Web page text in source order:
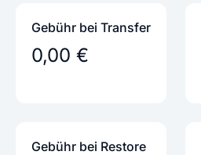
Gebühr bei Transfer
0,00 €
Gebühr bei Restore